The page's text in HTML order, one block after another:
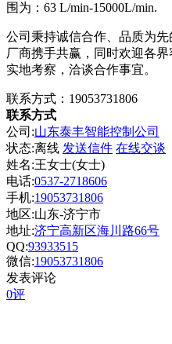
围为：63 L/min-15000L/min.
公司秉持诚信合作、品质为
厂商携手共赢，同时欢迎各
实地考察，洽谈合作事宜。
联系方式：19053731806
联系方式
公司:山东泰丰智能控制公司
状态:离线 发送信件 在线交谈
姓名:王女士(女士)
电话:0537-2718606
手机:19053731806
地区:山东-济宁市
地址:济宁高新区海川路66号
QQ:93933515
微信:19053731806
发表评论
0评